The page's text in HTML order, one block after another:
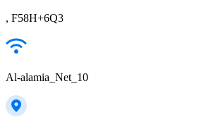
, F58H+6Q3
Al-alamia_Net_10